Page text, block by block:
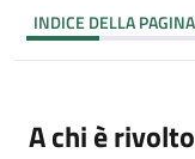
INDICE DELLA PAGINA
A chi è rivolto